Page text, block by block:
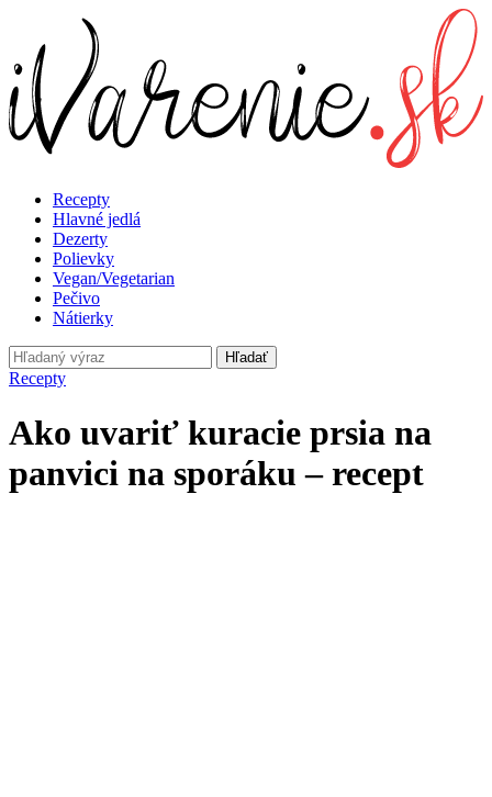
Recepty
Hlavné jedlá
Dezerty
Polievky
Vegan/Vegetarian
Pečivo
Nátierky
Hľadať
Recepty
Ako uvariť kuracie prsia na
panvici na sporáku – recept